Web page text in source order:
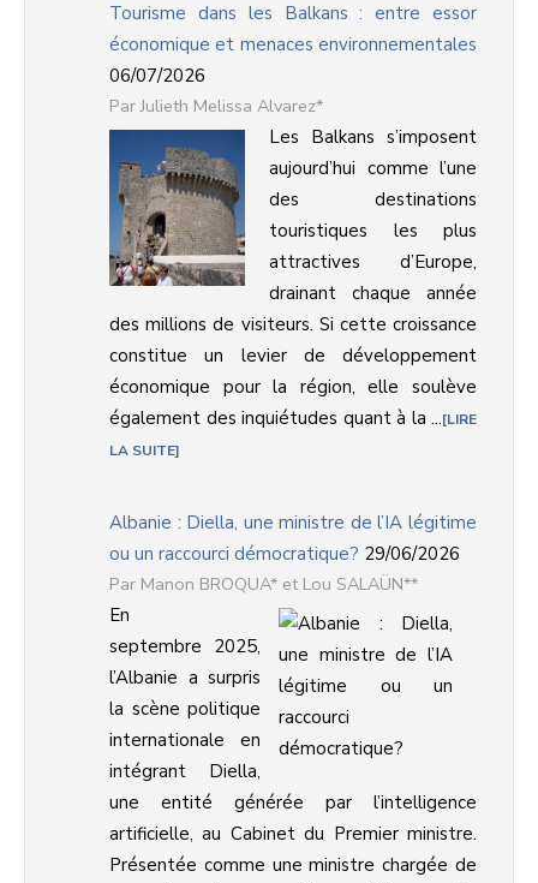
Tourisme dans les Balkans : entre essor
économique et menaces environnementales
06/07/2026
Julieth Melissa Alvarez*
Les Balkans s’imposent
aujourd’hui comme l’une
des destinations
touristiques les plus
attractives d’Europe,
drainant chaque année
des millions de visiteurs. Si cette croissance
constitue un levier de développement
économique pour la région, elle soulève
également des inquiétudes quant à la ... LIRE
LA SUITE
Albanie : Diella, une ministre de l’IA légitime
ou un raccourci démocratique? 29/06/2026
Manon BROQUA* et Lou SALAÜN**
En
septembre 2025,
l’Albanie a surpris
la scène politique
internationale en
intégrant Diella,
une entité générée par l’intelligence
artificielle, au Cabinet du Premier ministre.
Présentée comme une ministre chargée de